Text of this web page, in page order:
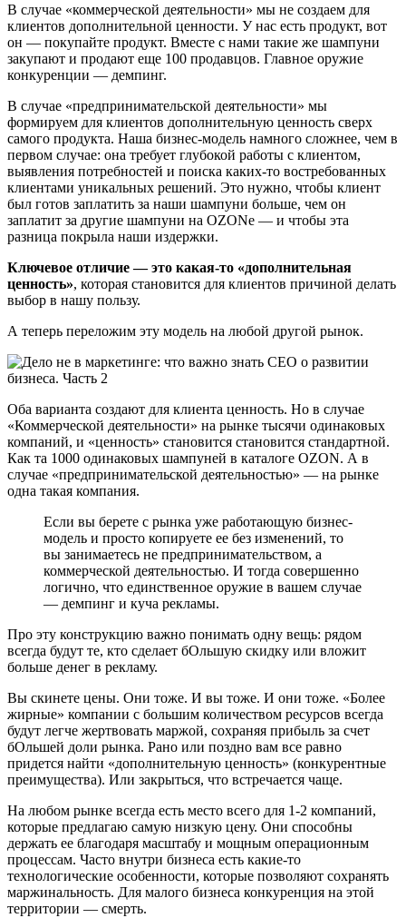
В случае «коммерческой деятельности» мы не создаем для
клиентов дополнительной ценности. У нас есть продукт, вот
он — покупайте продукт. Вместе с нами такие же шампуни
закупают и продают еще 100 продавцов. Главное оружие
конкуренции — демпинг.
В случае «предпринимательской деятельности» мы
формируем для клиентов дополнительную ценность сверх
самого продукта. Наша бизнес-модель намного сложнее, чем в
первом случае: она требует глубокой работы с клиентом,
выявления потребностей и поиска каких-то востребованных
клиентами уникальных решений. Это нужно, чтобы клиент
был готов заплатить за наши шампуни больше, чем он
заплатит за другие шампуни на OZONe — и чтобы эта
разница покрыла наши издержки.
Ключевое отличие — это какая-то «дополнительная
ценность», которая становится для клиентов причиной делать
выбор в нашу пользу.
А теперь переложим эту модель на любой другой рынок.
Оба варианта создают для клиента ценность. Но в случае
«Коммерческой деятельности» на рынке тысячи одинаковых
компаний, и «ценность» становится становится стандартной.
Как та 1000 одинаковых шампуней в каталоге OZON. А в
случае «предпринимательской деятельностью» — на рынке
одна такая компания.
Если вы берете с рынка уже работающую бизнес-
модель и просто копируете ее без изменений, то
вы занимаетесь не предпринимательством, а
коммерческой деятельностью. И тогда совершенно
логично, что единственное оружие в вашем случае
— демпинг и куча рекламы.
Про эту конструкцию важно понимать одну вещь: рядом
всегда будут те, кто сделает бОльшую скидку или вложит
больше денег в рекламу.
Вы скинете цены. Они тоже. И вы тоже. И они тоже. «Более
жирные» компании с большим количеством ресурсов всегда
будут легче жертвовать маржой, сохраняя прибыль за счет
бОльшей доли рынка. Рано или поздно вам все равно
придется найти «дополнительную ценность» (конкурентные
преимущества). Или закрыться, что встречается чаще.
На любом рынке всегда есть место всего для 1-2 компаний,
которые предлагаю самую низкую цену. Они способны
держать ее благодаря масштабу и мощным операционным
процессам. Часто внутри бизнеса есть какие-то
технологические особенности, которые позволяют сохранять
маржинальность. Для малого бизнеса конкуренция на этой
территории — смерть.